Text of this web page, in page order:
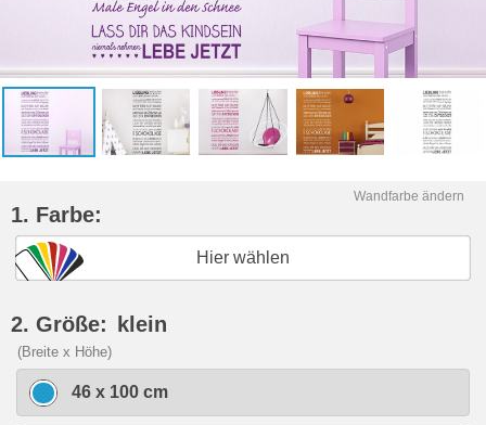
Wandfarbe ändern
1. Farbe:
Hier wählen
2. Größe: klein
(Breite x Höhe)
46 x 100 cm